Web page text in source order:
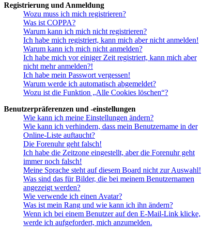
Registrierung und Anmeldung
Wozu muss ich mich registrieren?
Was ist COPPA?
Warum kann ich mich nicht registrieren?
Ich habe mich registriert, kann mich aber nicht anmelden!
Warum kann ich mich nicht anmelden?
Ich habe mich vor einiger Zeit registriert, kann mich aber
nicht mehr anmelden?!
Ich habe mein Passwort vergessen!
Warum werde ich automatisch abgemeldet?
Wozu ist die Funktion „Alle Cookies löschen“?
Benutzerpräferenzen und -einstellungen
Wie kann ich meine Einstellungen ändern?
Wie kann ich verhindern, dass mein Benutzername in der
Online-Liste auftaucht?
Die Forenuhr geht falsch!
Ich habe die Zeitzone eingestellt, aber die Forenuhr geht
immer noch falsch!
Meine Sprache steht auf diesem Board nicht zur Auswahl!
Was sind das für Bilder, die bei meinem Benutzernamen
angezeigt werden?
Wie verwende ich einen Avatar?
Was ist mein Rang und wie kann ich ihn ändern?
Wenn ich bei einem Benutzer auf den E-Mail-Link klicke,
werde ich aufgefordert, mich anzumelden.